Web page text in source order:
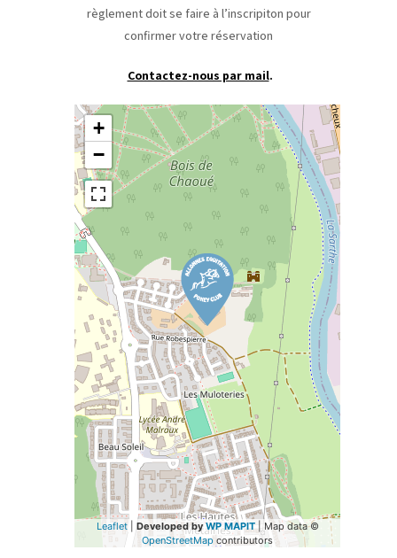
règlement doit se faire à l’inscripiton pour
confirmer votre réservation
Contactez-nous par mail.
+
−
Leaflet| Developed byWP MAPIT| Map data ©
OpenStreetMap contributors